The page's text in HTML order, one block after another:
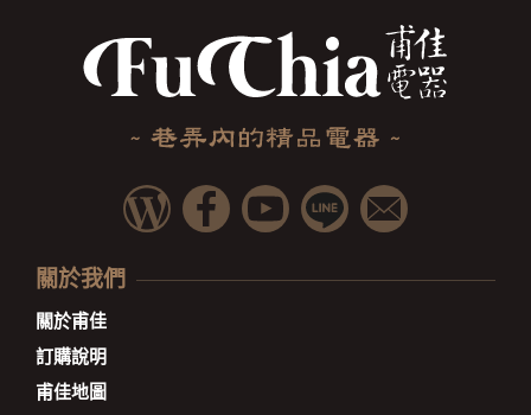
關於我們
關於甫佳
訂購說明
甫佳地圖